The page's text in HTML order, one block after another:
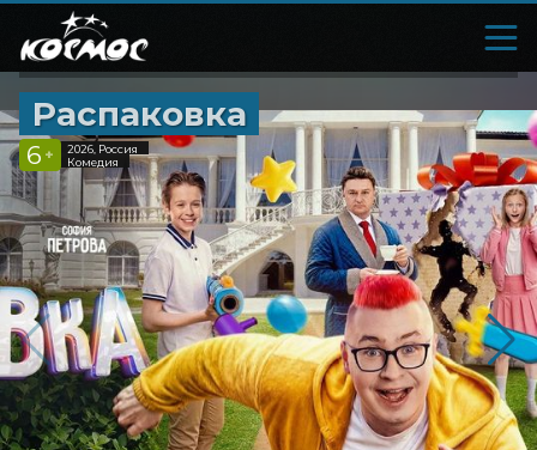
Распаковка
6 +
2026, Россия
Комедия